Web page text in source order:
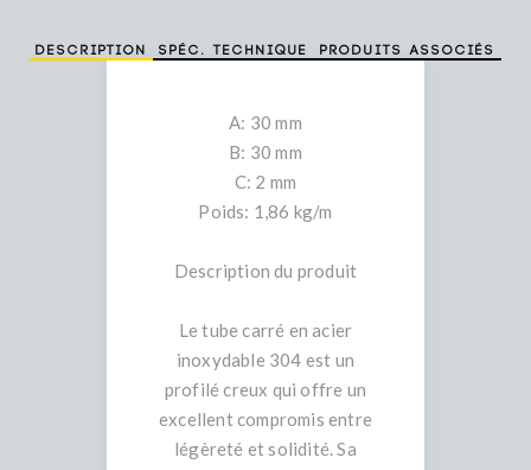
Description Spéc. technique Produits associés
A: 30 mm
B: 30 mm
C: 2 mm
Poids: 1,86 kg/m
Description du produit
Le tube carré en acier
inoxydable 304 est un
profilé creux qui offre un
excellent compromis entre
légèreté et solidité. Sa